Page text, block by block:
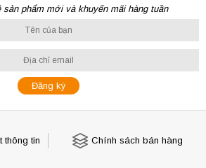
sản phẩm mới và khuyến mãi hàng tuần
thông tin Chính sách bán hàng